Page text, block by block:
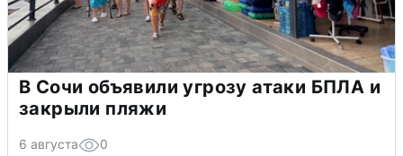
В Сочи объявили угрозу атаки БПЛА и
закрыли пляжи
6 августа 0